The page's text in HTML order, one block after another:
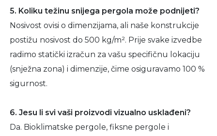
5. Koliku težinu snijega pergola može podnijeti?
Nosivost ovisi o dimenzijama, ali naše konstrukcije
postižu nosivost do 500 kg/m². Prije svake izvedbe
radimo statički izračun za vašu specifičnu lokaciju
(snježna zona) i dimenzije, čime osiguravamo 100 %
sigurnost.
6. Jesu li svi vaši proizvodi vizualno usklađeni?
Da. Bioklimatske pergole, fiksne pergole i